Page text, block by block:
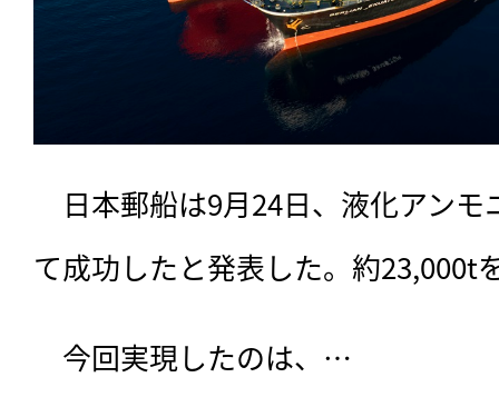
日本郵船は9月24日、液化アンモ
て成功したと発表した。約23,000t
今回実現したのは、…